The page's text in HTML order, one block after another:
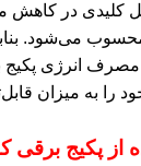
کلیدی در
می‌شود.
مصرف انرژی
را به میزان
از پکیج